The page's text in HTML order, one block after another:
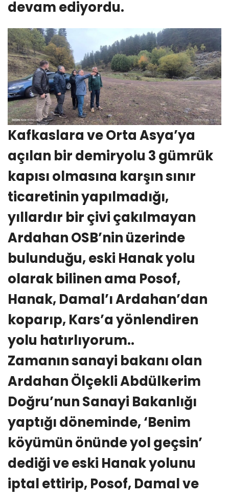
devam ediyordu.
Kafkaslara ve Orta Asya’ya
açılan bir demiryolu 3 gümrük
kapısı olmasına karşın sınır
ticaretinin yapılmadığı,
yıllardır bir çivi çakılmayan
Ardahan OSB’nin üzerinde
bulunduğu, eski Hanak yolu
olarak bilinen ama Posof,
Hanak, Damal’ı Ardahan’dan
koparıp, Kars’a yönlendiren
yolu hatırlıyorum..
Zamanın sanayi bakanı olan
Ardahan Ölçekli Abdülkerim
Doğru’nun Sanayi Bakanlığı
yaptığı döneminde, ‘Benim
köyümün önünde yol geçsin’
dediği ve eski Hanak yolunu
iptal ettirip, Posof, Damal ve